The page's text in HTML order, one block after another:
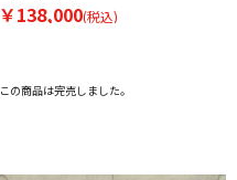
￥138,000(税込)
この商品は完売しました。